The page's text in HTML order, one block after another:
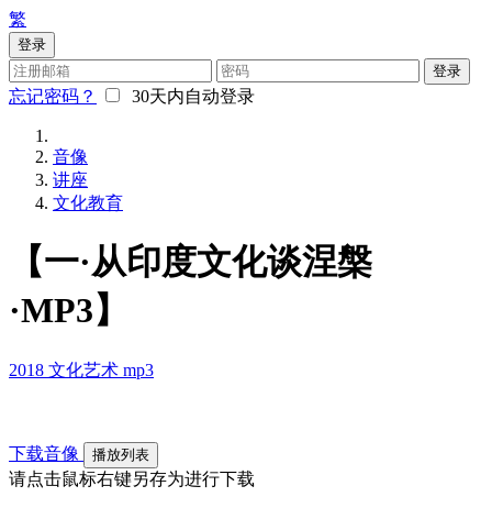
繁
登录
登录
忘记密码？ 30天内自动登录
音像
讲座
文化教育
【一·从印度文化谈涅槃
·MP3】
2018 文化艺术 mp3
下载音像 播放列表
请点击鼠标右键另存为进行下载